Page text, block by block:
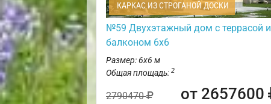
КАРКАС ИЗ СТРОГАНОЙ ДОСКИ
№59 Двухэтажный дом с террасой и
балконом 6х6
Размер: 6х6 м
Общая площадь: 2
2790470 от 2657600